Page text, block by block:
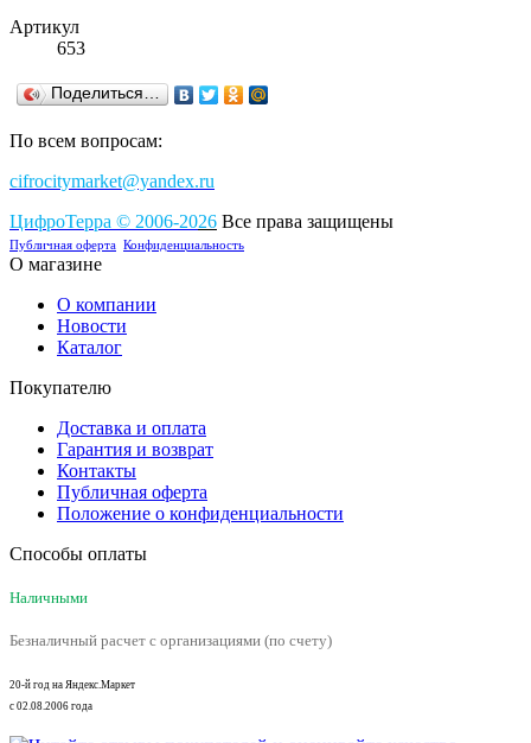
Артикул
653
Поделиться…
По всем вопросам:
cifrocitymarket@yandex.ru
ЦифроТерра © 2006-2026 Все права защищены
Публичная оферта Конфиденциальность
О магазине
О компании
Новости
Каталог
Покупателю
Доставка и оплата
Гарантия и возврат
Контакты
Публичная оферта
Положение о конфиденциальности
Способы оплаты
Наличными
Безналичный расчет с организациями (по счету)
20-й год на Яндекс.Маркет
с 02.08.2006 года